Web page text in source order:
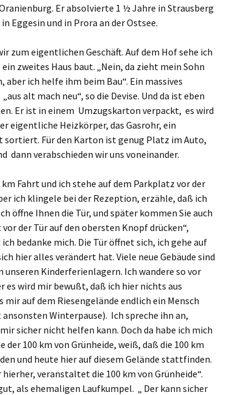
Er absolvierte 1 ½ Jahre in Strausberg
Eggesin und in Prora an der Ostsee.
zum eigentlichen Geschäft. Auf dem Hof sehe ich
zweites Haus baut. „Nein, da zieht mein Sohn
ich helfe ihm beim Bau“. Ein massives
alt mach neu“, so die Devise. Und da ist eben
Er ist in einem Umzugskarton verpackt, es wird
eigentliche Heizkörper, das Gasrohr, ein
sortiert. Für den Karton ist genug Platz im Auto,
verabschieden wir uns voneinander.
Fahrt und ich stehe auf dem Parkplatz vor der
ich klingele bei der Rezeption, erzähle, daß ich
öffne Ihnen die Tür, und später kommen Sie auch
der Tür auf den obersten Knopf drücken“,
bedanke mich. Die Tür öffnet sich, ich gehe auf
hier alles verändert hat. Viele neue Gebäude sind
Kinderferienlagern. Ich wandere so vor
es wird mir bewußt, daß ich hier nichts aus
auf dem Riesengelände endlich ein Mensch
Winterpause). Ich spreche ihn an,
sicher nicht helfen kann. Doch da habe ich mich
100 km von Grünheide, weiß, daß die 100 km
und heute hier auf diesem Gelände stattfinden.
veranstaltet die 100 km von Grünheide“.
als ehemaligen Laufkumpel. „ Der kann sicher